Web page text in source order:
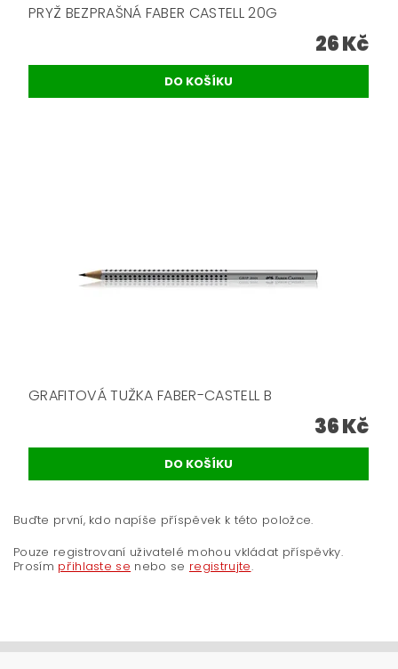
PRYŽ BEZPRAŠNÁ FABER CASTELL 20G
26 Kč
GRAFITOVÁ TUŽKA FABER-CASTELL B
36 Kč
Buďte první, kdo napíše příspěvek k této položce.
Pouze registrovaní uživatelé mohou vkládat příspěvky.
Prosím přihlaste se nebo se registrujte.